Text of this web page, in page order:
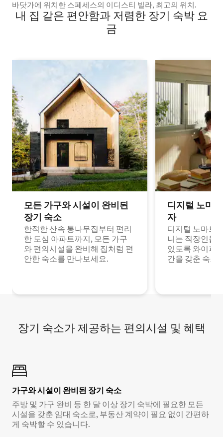
바닷가에 위치한 스페세스의 이디스티 빌라, 최고의 위치.
내 집 같은 편안함과 저렴한 장기 숙박 요
금
모든 가구와 시설이 완비된
장기 숙소
한적한 산속 통나무집부터 편리
한 도심 아파트까지, 모든 가구
와 편의시설을 완비해 집처럼 편
안한 숙소를 만나보세요.
디지털 노마
자
디지털 노마드
니는 직장인들
있도록 와이파
간을 갖춘 숙소
장기 숙소가 제공하는 편의시설 및 혜택
가구와 시설이 완비된 장기 숙소
주방 및 가구 완비 등 한 달 이상 장기 숙박에 필요한 모든
시설을 갖춘 임대 숙소로, 부동산 계약이 필요 없이 간편하
게 숙박할 수 있습니다.